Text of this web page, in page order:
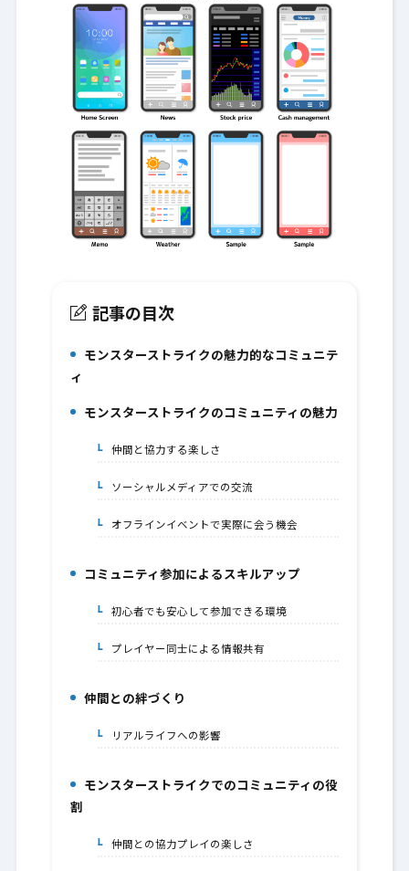
記事の目次
モンスターストライクの魅力的なコミュニテ
ィ
モンスターストライクのコミュニティの魅力
2-1.仲間と協力する楽しさ
2-2.ソーシャルメディアでの交流
2-3.オフラインイベントで実際に会う機会
コミュニティ参加によるスキルアップ
3-1.初心者でも安心して参加できる環境
3-2.プレイヤー同士による情報共有
仲間との絆づくり
4-1. リアルライフへの影響
モンスターストライクでのコミュニティの役
割
5-1.仲間との協力プレイの楽しさ